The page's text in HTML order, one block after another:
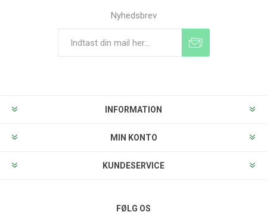
Nyhedsbrev
INFORMATION
MIN KONTO
KUNDESERVICE
FØLG OS